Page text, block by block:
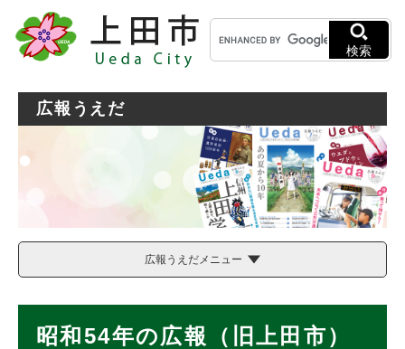
メニューを飛ばして本文へ
キ
ー
ワ
索
検索
広報うえだ
広報うえだメニュー
昭和54年の広報（旧上田市）